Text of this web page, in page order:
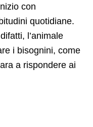
con
quotidiane.
l’animale
i bisognini, come
a rispondere ai